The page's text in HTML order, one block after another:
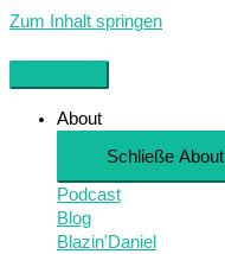
Zum Inhalt springen
About
Schließe About
Podcast
Blog
Blazin'Daniel